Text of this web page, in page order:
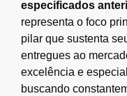
especificados
representa o foco
pilar que sustenta
entregues ao
excelência e
buscando